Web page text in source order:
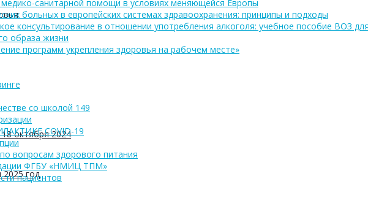
октября 2024
год
санитарной помощи в условиях меняющейся Европы
больных в европейских системах здравоохранения: принципы и подходы
консультирование в отношении употребления алкоголя: учебное пособие ВОЗ
образа жизни
программ укрепления здоровья на рабочем месте»
со школой 149
COVID-19
вопросам здорового питания
ФГБУ «НМИЦ ТПМ»
пациентов